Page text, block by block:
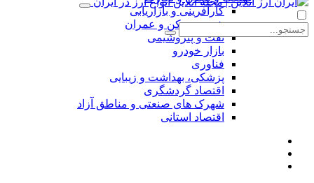
کارآفرینی و بازاریابی
شهر، مسکن و عمران
نفت و پتروشیمی
بازار خودرو
فناوری
پزشکی، بهداشت و زیبایی
اقتصاد گردشگری
شهرک های صنعتی و مناطق آزاد
اقتصاد استانی